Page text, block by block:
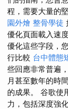
程，需要大量的
園外燴 整骨學徒
優化頁面載入速
優化這些字段，
行比較 台中體態
些回應非常普遍
月甚至數年的時
的成果。 谷歌使
力，包括深度強